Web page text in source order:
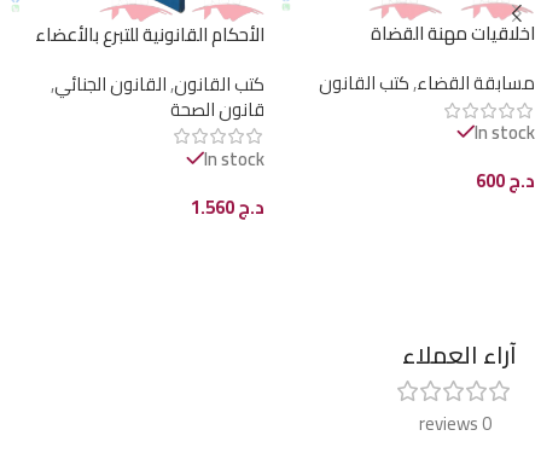
اخلاقيات مهنة القضاة
مسابقة القضاء,كتب القانون
In stock
د.ج
الأحكام القانونية للتبرع بالأعضاء
البشرية
كتب القانون,القانون الجنائي,
قانون الصحة
In stock
د.ج
آراء العملاء
0 reviews